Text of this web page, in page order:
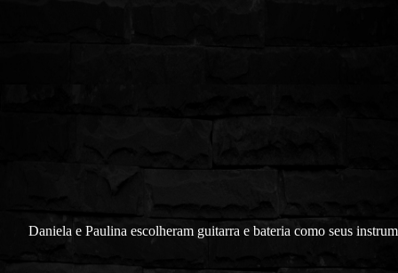
Daniela e Paulina escolheram guitarra e bateria como seus